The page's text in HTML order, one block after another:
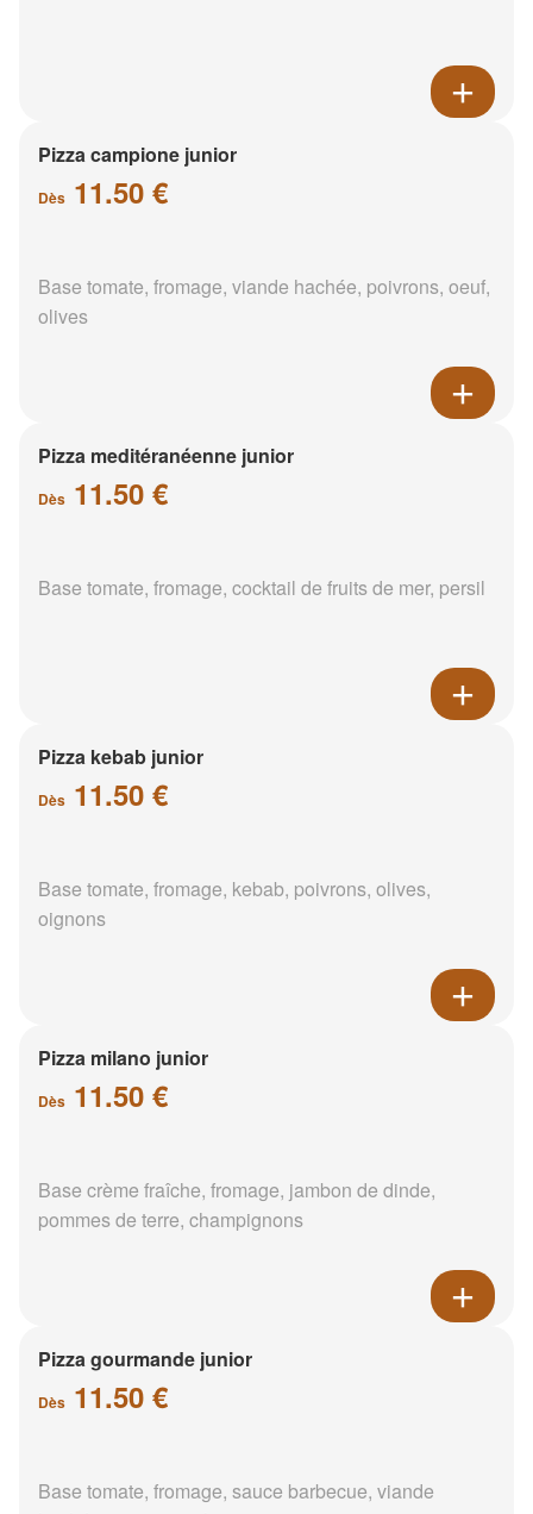
Pizza campione junior
Dès 11.50 €
Base tomate, fromage, viande hachée, poivrons, oeuf,
olives
Pizza meditéranéenne junior
Dès 11.50 €
Base tomate, fromage, cocktail de fruits de mer, persil
Pizza kebab junior
Dès 11.50 €
Base tomate, fromage, kebab, poivrons, olives,
oignons
Pizza milano junior
Dès 11.50 €
Base crème fraîche, fromage, jambon de dinde,
pommes de terre, champignons
Pizza gourmande junior
Dès 11.50 €
Base tomate, fromage, sauce barbecue, viande